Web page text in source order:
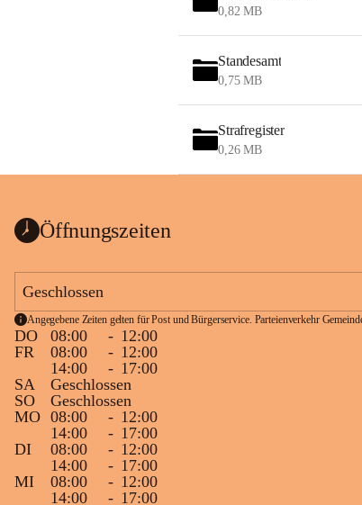
0,82 MB
Standesamt
0,75 MB
Strafregister
0,26 MB
Öffnungszeiten
Geschlossen
Angegebene Zeiten gelten für Post und Bürgerservice. Parteienverkehr
DO 08:00 - 12:00
FR
08:00 - 12:00
14:00
- 17:00
SA
Geschlossen
SO
Geschlossen
MO 08:00 - 12:00
14:00
- 17:00
DI
08:00 - 12:00
14:00
- 17:00
MI
08:00 - 12:00
14:00
- 17:00